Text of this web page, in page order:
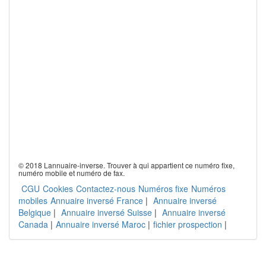
© 2018 Lannuaire-inverse. Trouver à qui appartient ce numéro fixe,
numéro mobile et numéro de fax.
CGU Cookies Contactez-nous Numéros fixe Numéros
mobiles Annuaire inversé France | Annuaire inversé
Belgique | Annuaire inversé Suisse | Annuaire inversé
Canada | Annuaire inversé Maroc | fichier prospection |